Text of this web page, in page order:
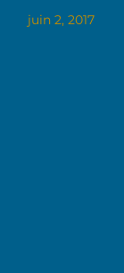
juin 2, 2017